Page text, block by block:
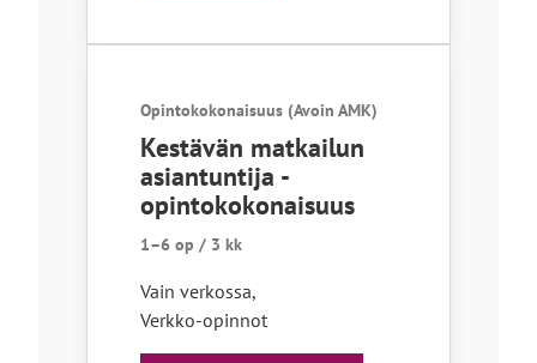
Opintokokonaisuus (Avoin AMK)
Kestävän matkailun
asiantuntija -
opintokokonaisuus
1–6 op / 3 kk
Vain verkossa,
Verkko-opinnot